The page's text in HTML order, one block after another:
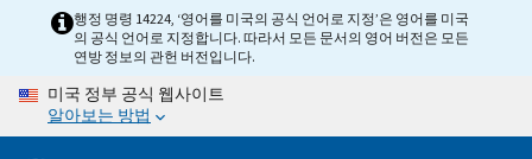
content
행정 명령 14224, ‘영어를 미국의 공식 언어로 지정’은 영어를 미국
의 공식 언어로 지정합니다. 따라서 모든 문서의 영어 버전은 모든
연방 정보의 관헌 버전입니다.
미국 정부 공식 웹사이트
알아보는 방법